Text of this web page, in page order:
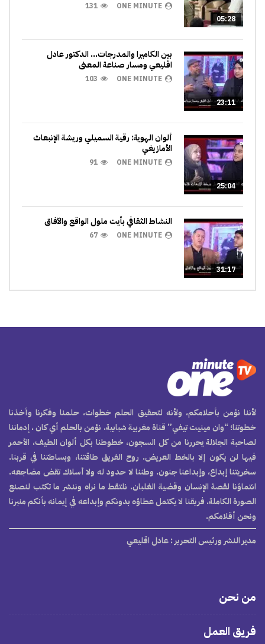
05:28
ONE MINUTE
131
23:11
بين الكاميرا والمدرجات… الدكتور عادل
اقليعي ومسار صناعة المعنى
ONE MINUTE
103
25:04
ألوان الهوية: رقية السميلي وريشة الإنبعاث
الأمازيغي
ONE MINUTE
91
31:17
النشاط الثقافي بأيت ملول الواقع والآفاق
ONE MINUTE
67
لأننا نؤمن بأحلامكم، ولأنه لتحقيق الحلم خطوات، حلمنا وفكرنا وأخذنا
خطوتنا؛ “وان مينيت تيفي” قناة مغربية شبابية، نؤمن بالحلم أي كان ، إدماننا
لصاحبة الجلالة يحررنا من كل السجون، خطوطنا بكل ألوان الطيف، الأحمر
فيها لن يكون إلا بالخط العريض. روح الفريق طاقتنا، وبساطتنا في قربنا.
سخريتنا إبداع، وإبداعنا جنون. وطننا لا حدود له ولا أسلاك تقض مضاجعه.
انتماؤنا لقصة الإنسان وقضية الغلبان. نلتقط ما نراه وننشر ما تكتب لنصنع
الصورة الكاملة. فريقنا لا يكتمل عطاؤه بدونكم وإبداعه في إيمانه بأنكم منبرنا
ونحن أقلامكم.
مدير النشر ورئيس التحرير: عادل اقليعي
من نحن
فريق العمل